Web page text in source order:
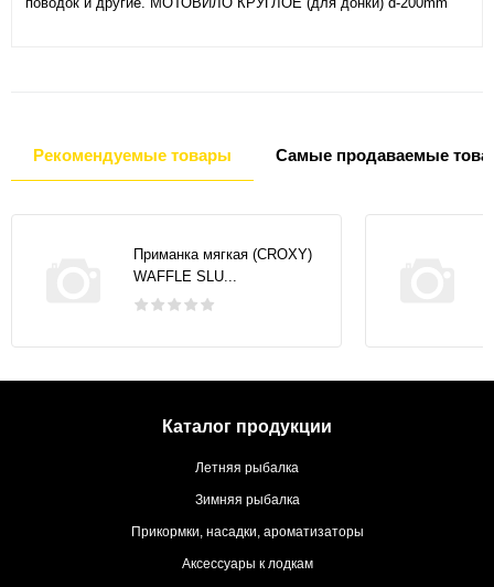
Рекомендуемые товары Самые продаваемые
Приманка мягкая (CROXY)
WAFFLE SLU...
Каталог продукции
Летняя рыбалка
Зимняя рыбалка
Прикормки, насадки, ароматизаторы
Аксессуары к лодкам